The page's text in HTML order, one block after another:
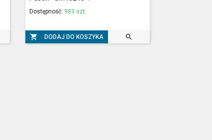
Dostępność: 983 szt.
 DODAJ DO KOSZYKA 